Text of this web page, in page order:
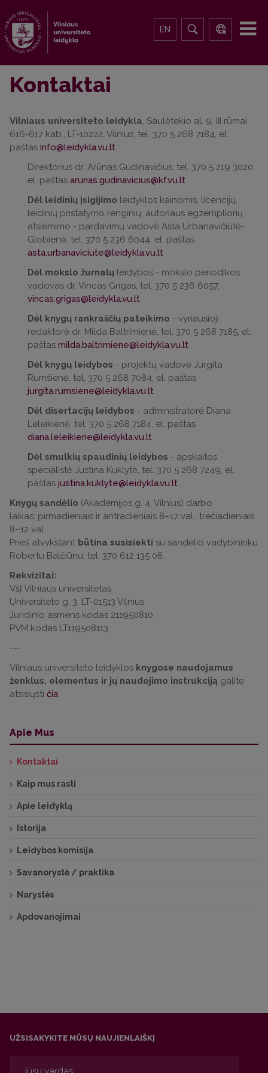
EN
Kontaktai
Vilniaus universiteto leidykla, Saulėtekio al. 9, III rūmai,
616-617 kab., LT-10222, Vilnius, tel. 370 5 268 7184, el.
paštas
Direktorius dr. Arūnas Gudinavičius, tel. 370 5 219 3020,
el. paštas
Dėl leidinių įsigijimo leidyklos kainomis, licencijų,
leidinių pristatymo renginių, autoriaus egzempliorių
atsiėmimo - pardavimų vadovė Asta Urbanavičiūtė-
Globienė, tel. 370 5 236 6044, el. paštas
Dėl mokslo žurnalų leidybos - mokslo periodikos
vadovas dr. Vincas Grigas, tel. 370 5 236 6057,
Dėl knygų rankraščių pateikimo - vyriausioji
redaktorė dr. Milda Baltrimienė, tel. 370 5 268 7185, el.
paštas
Dėl knygų leidybos - projektų vadovė Jurgita
Rumšienė, tel. 370 5 268 7084, el. paštas
Dėl disertacijų leidybos - administratorė Diana
Leleikienė, tel. 370 5 268 7184, el. paštas
Dėl smulkių spaudinių leidybos - apskaitos
specialistė Justina Kuklytė, tel. 370 5 268 7249, el.
paštas
Knygų sandėlio (Akademijos g. 4, Vilnius) darbo
laikas: pirmadieniais ir antradieniais 8–17 val., trečiadieniais
8–12 val.
Prieš atvykstant būtina susisiekti su sandėlio vadybininku
Robertu Balčiūnu, tel. 370 612 135 08.
Rekvizitai:
VšĮ Vilniaus universitetas
Universiteto g. 3, LT-01513 Vilnius
Juridinio asmens kodas 211950810
PVM kodas LT119508113
---
Vilniaus universiteto leidyklos knygose naudojamus
ženklus, elementus ir jų naudojimo instrukciją galite
atsisiųsti čia.
Apie Mus
Kontaktai
Kaip mus rasti
Apie leidyklą
Istorija
Leidybos komisija
Savanorystė / praktika
Narystės
Apdovanojimai
UŽSISAKYKITE MŪSŲ NAUJIENLAIŠKĮ